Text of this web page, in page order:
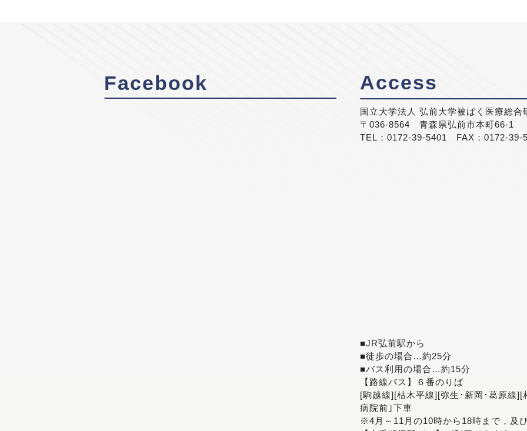
Facebook Access
国立大学法人 弘前大学被ばく医療総合
〒036-8564 青森県弘前市本町66-1
TEL：0172-39-5401 FAX：0172-39-
■JR弘前駅から
■徒歩の場合…約25分
■バス利用の場合…約15分
【路線バス】６番のりば
[駒越線][枯木平線][弥生･新岡･葛原線
病院前｣下車
※4月～11月の10時から18時まで，及